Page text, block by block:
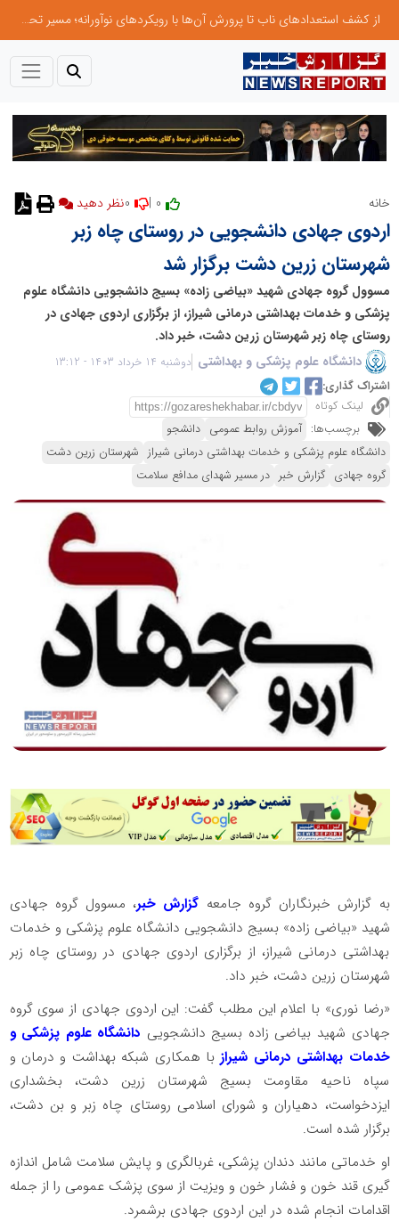
از کشف استعدادهای ناب تا پرورش آن‌ها با رویکردهای نوآورانه؛ مسیر تحول‌آفرین شنای ایران در سطح جهانی
خانه نظر دهید
اردوی جهادی دانشجویی در روستای چاه زبر
شهرستان زرین دشت برگزار شد
مسوول گروه جهادی شهید «بیاضی زاده» بسیج دانشجویی دانشگاه علوم
پزشکی و خدمات بهداشتی درمانی شیراز، از برگزاری اردوی جهادی در
روستای چاه زبر شهرستان زرین دشت، خبر داد.
دانشگاه علوم پزشکی و بهداشتی دوشنبه 14 خرداد 1403 - 13:12
اشتراک گذاری:
لینک کوتاه
برچسب‌ها: آموزش روابط عمومی دانشجو
دانشگاه علوم پزشکی و خدمات بهداشتی درمانی شیراز شهرستان زرین دشت
گروه جهادی گزارش خبر در مسیر شهدای مدافع سلامت
به گزارش خبرنگاران گروه جامعه گزارش خبر، مسوول گروه جهادی
شهید «بیاضی زاده» بسیج دانشجویی دانشگاه علوم پزشکی و خدمات
بهداشتی درمانی شیراز، از برگزاری اردوی جهادی در روستای چاه زبر
شهرستان زرین دشت، خبر داد.
«رضا نوری» با اعلام این مطلب گفت: این اردوی جهادی از سوی گروه
جهادی شهید بیاضی زاده بسیج دانشجویی دانشگاه علوم پزشکی و
خدمات بهداشتی درمانی شیراز با همکاری شبکه بهداشت و درمان و
سپاه ناحیه مقاومت بسیج شهرستان زرین دشت، بخشداری
ایزدخواست، دهیاران و شورای اسلامی روستای چاه زبر و بن دشت،
برگزار شده است.
او خدماتی مانند دندان پزشکی، غربالگری و پایش سلامت شامل اندازه
گیری قند خون و فشار خون و ویزیت از سوی پزشک عمومی را از جمله
اقدامات انجام شده در این اردوی جهادی برشمرد.